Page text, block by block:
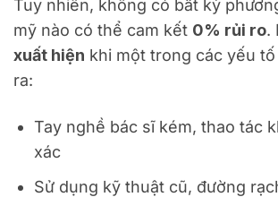
Tuy nhiên, không có bất kỳ
mỹ nào có thể cam kết 0% rủi ro.
xuất hiện khi một trong các yếu
ra:
Tay nghề bác sĩ kém, thao tác
xác
Sử dụng kỹ thuật cũ, đường